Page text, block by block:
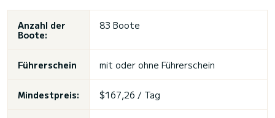
Anzahl der
Boote:
83 Boote
Führerschein mit oder ohne Führerschein
Mindestpreis: $167,26 / Tag